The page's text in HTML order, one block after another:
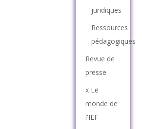
juridiques
Ressources
pédagogiques
Revue de
presse
x Le
monde de
l'IEF